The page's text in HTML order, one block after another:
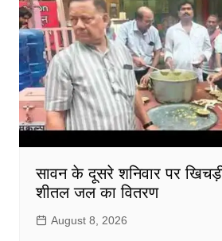
सावन के दूसरे शनिवार पर
शीतल जल का वितरण
August 8, 2026